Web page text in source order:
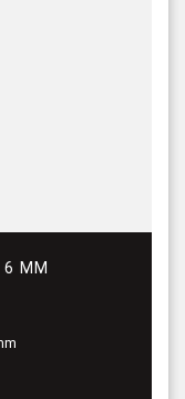
6 MM